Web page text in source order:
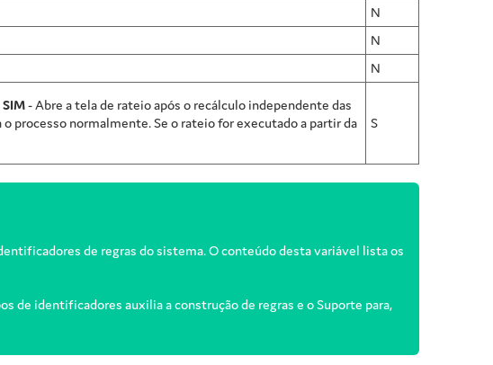
N
N
N
SIM- Abre a tela de rateio após o recálculo independente das
o processo normalmente. Se o rateio for executado a partir da
S
de regras do sistema. O conteúdo desta variável lista os
de identificadores auxilia a construção de regras e o Suporte para,